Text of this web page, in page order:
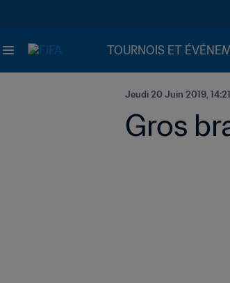
TOURNOIS ET
Jeudi 20 Juin 2019, 14:21
Gros